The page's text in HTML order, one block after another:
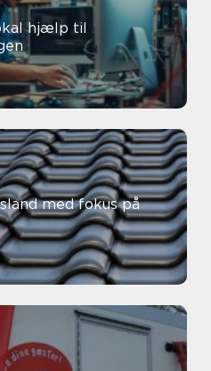
med fokus på